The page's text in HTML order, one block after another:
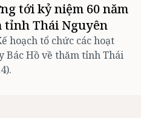
tới kỷ niệm 60 năm
tỉnh Thái Nguyên
hoạch tổ chức các hoạt
Bác Hồ về thăm tỉnh Thái